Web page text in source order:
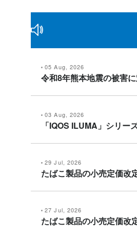
05 Aug, 2026
令和8年熊本地震の被害
03 Aug, 2026
「IQOS ILUMA」シリ
29 Jul, 2026
たばこ製品の小売定価改
27 Jul, 2026
たばこ製品の小売定価改